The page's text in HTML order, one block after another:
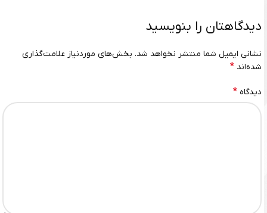
دیدگاهتان را بنویسید
نشانی ایمیل شما منتشر نخواهد شد. بخش‌های موردنیاز علامت‌گذاری
شده‌اند *
دیدگاه *